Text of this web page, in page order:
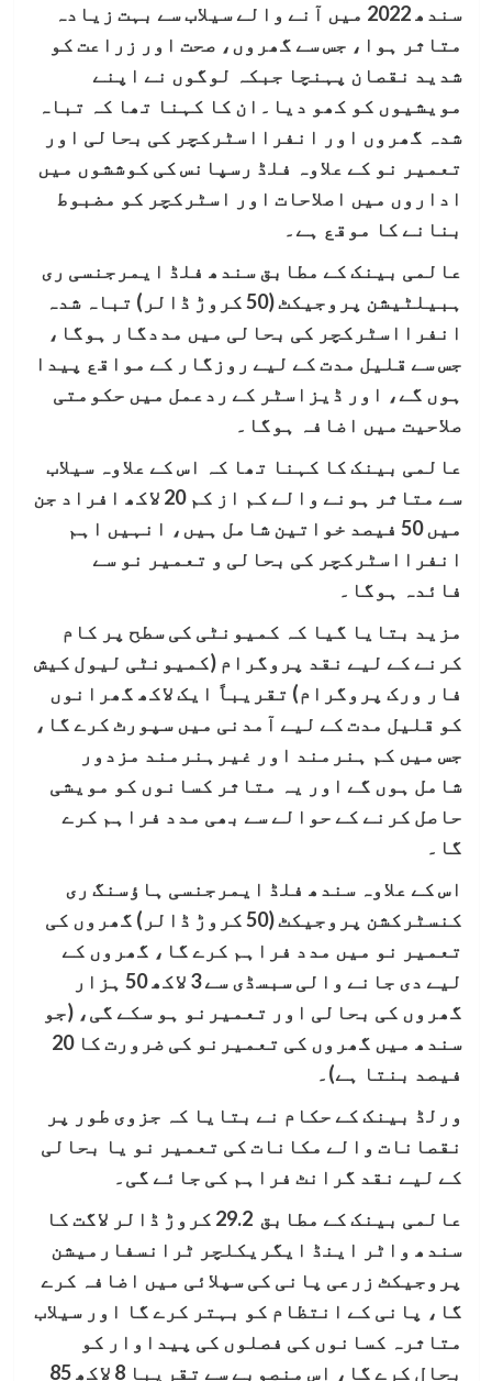
سندھ 2022 میں آنے والے سیلاب سے بہت زیادہ
متاثر ہوا، جس سے گھروں، صحت اور زراعت کو
شدید نقصان پہنچا جبکہ لوگوں نے اپنے
مویشیوں کو کھو دیا۔ان کا کہنا تھا کہ تباہ
شدہ گھروں اور انفرااسٹرکچر کی بحالی اور
تعمیر نو کے علاوہ فلڈ رسپانس کی کوششوں میں
اداروں میں اصلاحات اور اسٹرکچر کو مضبوط
بنانے کا موقع ہے۔
عالمی بینک کے مطابق سندھ فلڈ ایمرجنسی ری
ہبیلٹیشن پروجیکٹ (50 کروڑ ڈالر) تباہ شدہ
انفرااسٹرکچر کی بحالی میں مددگار ہوگا،
جس سے قلیل مدت کے لیے روزگار کے مواقع پیدا
ہوں گے، اور ڈیزاسٹر کے ردعمل میں حکومتی
صلاحیت میں اضافہ ہوگا۔
عالمی بینک کا کہنا تھا کہ اس کے علاوہ سیلاب
سے متاثر ہونے والے کم از کم 20 لاکھ افراد جن
میں 50 فیصد خواتین شامل ہیں، انہیں اہم
انفرااسٹرکچر کی بحالی و تعمیر نو سے
فائدہ ہوگا۔
مزید بتایا گیا کہ کمیونٹی کی سطح پر کام
کرنے کے لیے نقد پروگرام (کمیونٹی لیول کیش
فار ورک پروگرام) تقریباً ایک لاکھ گھرانوں
کو قلیل مدت کے لیے آمدنی میں سپورٹ کرے گا،
جس میں کم ہنرمند اور غیرہنرمند مزدور
شامل ہوں گے اور یہ متاثر کسانوں کو مویشی
حاصل کرنے کے حوالے سے بھی مدد فراہم کرے
گا۔
اس کے علاوہ سندھ فلڈ ایمرجنسی ہاؤسنگ ری
کنسٹرکشن پروجیکٹ (50 کروڑ ڈالر) گھروں کی
تعمیر نو میں مدد فراہم کرے گا، گھروں کے
لیے دی جانے والی سبسڈی سے 3 لاکھ 50 ہزار
گھروں کی بحالی اور تعمیرنو ہو سکے گی، (جو
سندھ میں گھروں کی تعمیرنو کی ضرورت کا 20
فیصد بنتا ہے)۔
ورلڈ بینک کے حکام نے بتایا کہ جزوی طور پر
نقصانات والے مکانات کی تعمیر نو یا بحالی
کے لیے نقد گرانٹ فراہم کی جائے گی۔
عالمی بینک کے مطابق 29.2 کروڑ ڈالر لاگت کا
سندھ واٹر اینڈ ایگریکلچر ٹرانسفارمیشن
پروجیکٹ زرعی پانی کی سپلائی میں اضافہ کرے
گا، پانی کے انتظام کو بہتر کرے گا اور سیلاب
متاثرہ کسانوں کی فصلوں کی پیداوار کو
بحال کرے گا، اس منصوبے سے تقریبا 8 لاکھ 85